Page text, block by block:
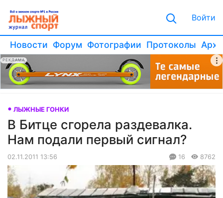
Войти
Новости Форум Фотографии Протоколы
РЕКЛАМА
ЛЫЖНЫЕ ГОНКИ
В Битце сгорела раздевалка.
Нам подали первый сигнал?
02.11.2011 13:56 16 8762